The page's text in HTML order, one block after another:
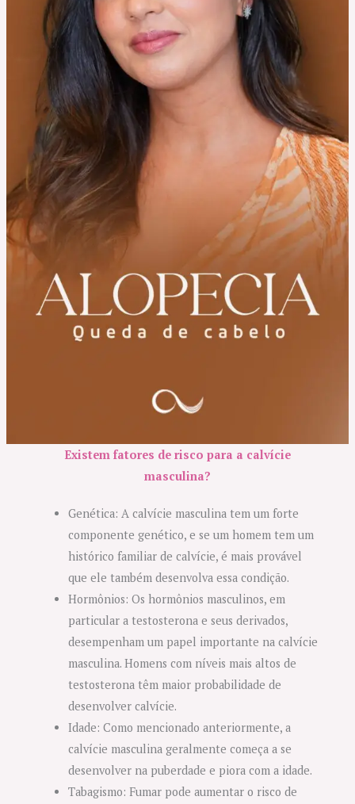
Existem fatores de risco para a calvície
masculina?
Genética: A calvície masculina tem um forte
componente genético, e se um homem tem um
histórico familiar de calvície, é mais provável
que ele também desenvolva essa condição.
Hormônios: Os hormônios masculinos, em
particular a testosterona e seus derivados,
desempenham um papel importante na calvície
masculina. Homens com níveis mais altos de
testosterona têm maior probabilidade de
desenvolver calvície.
Idade: Como mencionado anteriormente, a
calvície masculina geralmente começa a se
desenvolver na puberdade e piora com a idade.
Tabagismo: Fumar pode aumentar o risco de